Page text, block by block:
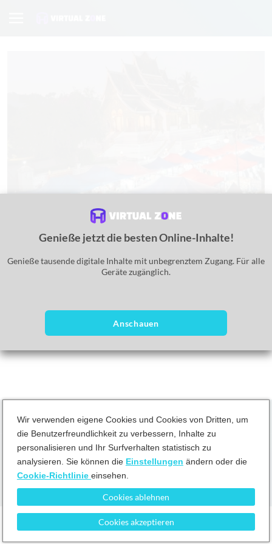
Pause
Unmute
Nachtmarkt in Luang
Ein virtuelles Realitätserlebnis
Luang ist eine der zauberhaftesten Städte in Laos. Wenn Sie einen
Besuch in dieser schönen Stadt planen, dürfen Sie den Luang-
Genieße jetzt die besten Online-Inhalte!
Genieße tausende digitale Inhalte mit unbegrenztem Zugang. Für alle
Geräte zugänglich.
Anschauen
Wir verwenden eigene Cookies und Cookies von Dritten, um
die Benutzerfreundlichkeit zu verbessern, Inhalte zu
personalisieren und Ihr Surfverhalten statistisch zu
analysieren. Sie können die Einstellungen ändern oder die
Cookie-Richtlinie einsehen.
Cookies akzeptieren
Cookies ablehnen
Geschäftsbedingungen Datenschutzrichtlinie Cookie-Richtlinie